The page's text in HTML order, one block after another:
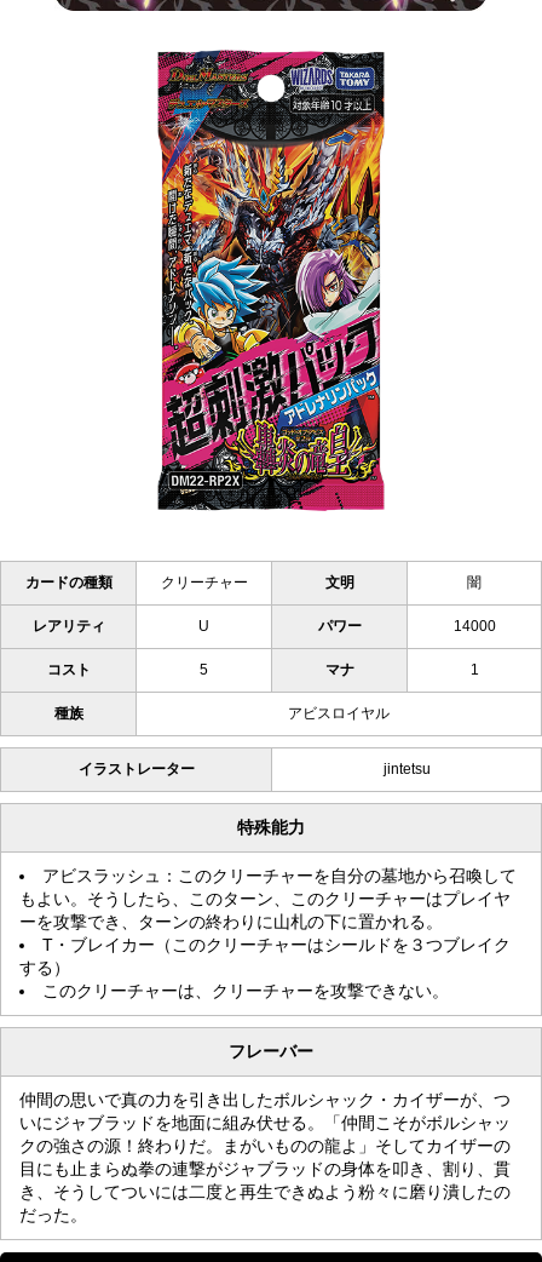
カードの種類 クリーチャー 文明 闇
レアリティ U パワー 14000
コスト 5 マナ 1
種族 アビスロイヤル
イラストレーター jintetsu
特殊能力
アビスラッシュ：このクリーチャーを自分の墓地から召喚して
もよい。そうしたら、このターン、このクリーチャーはプレイヤ
ーを攻撃でき、ターンの終わりに山札の下に置かれる。
T・ブレイカー（このクリーチャーはシールドを３つブレイク
する）
このクリーチャーは、クリーチャーを攻撃できない。
フレーバー
仲間の思いで真の力を引き出したボルシャック・カイザーが、つ
いにジャブラッドを地面に組み伏せる。「仲間こそがボルシャッ
クの強さの源！終わりだ。まがいものの龍よ」そしてカイザーの
目にも止まらぬ拳の連撃がジャブラッドの身体を叩き、割り、貫
き、そうしてついには二度と再生できぬよう粉々に磨り潰したの
だった。